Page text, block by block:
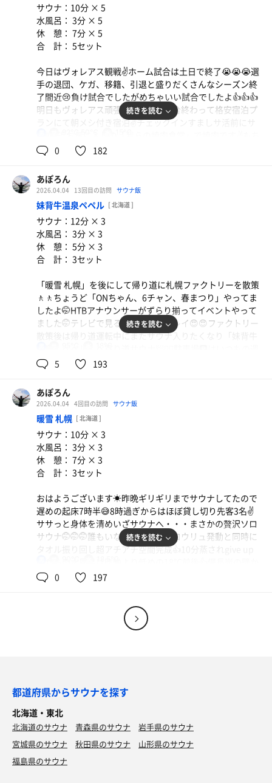
バイキング
腹パンパン
惣菜たくさん
満腹モリモリ🫃 みんなよく食べるわ🤣🤣
追記：朝サウナは利用する客人少なくストレスなく入れま
した。またおじゃまします🤭
サウナ：10分 × 5
水風呂： 3分 × 5
休 憩： 7分 × 5
合 計： 5セット
今日はヴォレアス観戦✌️ホーム試合は土日で終了😭😭😭選
手の退団、ケガ、移籍、引退と盛りだくさんなシーズン終
了間近😢負け試合でしたがめちゃいい試合でしたよ👍👍👍
明日もヴォレアス頑張れー🙏🙏🙏試合終わって格安宿泊プ
ランにて朝メシ付き宿泊✌️チェックインすましサ活前にサ
ろんビール🍺🍺🍻も呑んじゃいますよ✌️✌️安くて美味いの
てサウナへlet's go🏃‍♂️‍➡️先客少なめ洗い場ゼロ✌️ササっと身
体を清めいざサウナへ・・・先客1名で広々と思いきや先
客1名はすぐ退室✌️✌️✌️広々テレビ観ながら寝サウナしちゃ
いましたよ👍👍👍スパアルパのガス遠赤外線サウナは久し
ぶり🧖🧖🧖湿度はちょい物足りないがいい汗出ます💦💦💦
からの水風呂は15℃前後でちょうど良い👍からのチェアに
て休憩😵‍💫😵‍💫😵‍💫次に入るは激アツミストサウナへ🧖もちろ
んソロ✌️間隔は不明だがたまにとてつもない蒸気が吹き出
して5セット完了✅めちゃ気持ち良かった🥴🥴🥴
明日の朝サウナ、朝メシの夢でも観ながら寝まぁーす😪😪
追記：スパアルパのプールみたいなぬるま湯がいつの間に
スパアルパにもマウンテンデューなし😭😭
📣して来るぞー👍👍👍
元アイススケートの高橋成美ちゃんもゲスト応援来てまし
たよ😍小さくて可愛かったよー😍
続きを読む
0 182
あぽろん
2026.04.04 13回目の訪問 サウナ飯
妹背牛温泉ペペル [ 北海道 ]
サウナ：12分 × 3
水風呂： 3分 × 3
休 憩： 5分 × 3
合 計： 3セット
「暖雪 札幌」を後にして帰り道に札幌ファクトリーを散策
🚶🚶ちょうど「ONちゃん、6チャン、春まつり」やってま
したよ🤭HTBアナウンサーがずらり揃ってイベントやって
ました🤭テレビで見るよりめちゃキレイ😍😍ファクトリー
散策後は帰り道運転中にまたサウナ入りたくなり「妹背牛
末にしては少なめ✌️LINE友だちの100円引きクーポン使い
日に増えてますね👍
今日は週末‼️熱々サウナデー✌️ササっと身体を清めいざサウ
ナへ・・・🏃‍♂️‍➡️🏃‍♂️‍➡️温度計95〜6℃指してます。結構アチ
アチ🤩オートロウリュ発動すると最高の湿度で汗だく💦💦
からの水風呂は18℃でいつもより冷えてます👍からの外気
浴はドラクエパーティ３組ぐらいでいっぱい😭😭😭なか
の石のベンチで休憩😵‍💫😵‍💫😵‍💫サ室内では日ハム戦で大盛り
上がり☺️☺️☺️楽しいサ活出来ました。
にてミックスフライ定食頂きました。満足満足😋😋😋
またおじゃましまぁーす👋🚗💨
追記：ぺぺルさんのアウフイベントたくさんありますよね
当たりました✌️✌️✌️
続きを読む
5 193
あぽろん
2026.04.04 4回目の訪問 サウナ飯
暖雪 札幌 [ 北海道 ]
サウナ：10分 × 3
水風呂： 3分 × 3
休 憩： 7分 × 3
合 計： 3セット
おはようございます☀昨晩ギリギリまでサウナしてたので
遅めの起床7時半😅8時過ぎからはほぼ貸し切り先客3名✌️
ササっと身体を清めいざサウナへ・・・まさかの贅沢ソロ
サウナ🤭🤭🤭誰もいないのでオートロウリュ発動と同時に
タオル振り回し超アチアチ空間完成👍10分蒸されgive up
らバチャバチャ滴り落ちる水💦最高です😊からの外気浴の
また遊びに来まぁーす👋
所を除けば💯です。
続きを読む
0 197
都道府県からサウナを探す
北海道・東北
北海道のサウナ 青森県のサウナ
岩手県のサウナ
宮城県のサウナ
秋田県のサウナ
山形県のサウナ
福島県のサウナ